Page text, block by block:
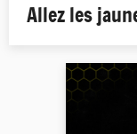
Allez les